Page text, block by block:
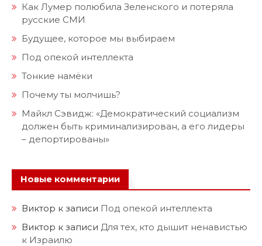
Как Лумер полюбила Зеленского и потеряла
русские СМИ
Будущее, которое мы выбираем
Под опекой интеллекта
Тонкие намёки
Почему ты молчишь?
Майкл Сэвидж: «Демократический социализм
должен быть криминализирован, а его лидеры
– депортированы»
Новые комментарии
Виктор к записи Под опекой интеллекта
Виктор к записи Для тех, кто дышит ненавистью
к Израилю